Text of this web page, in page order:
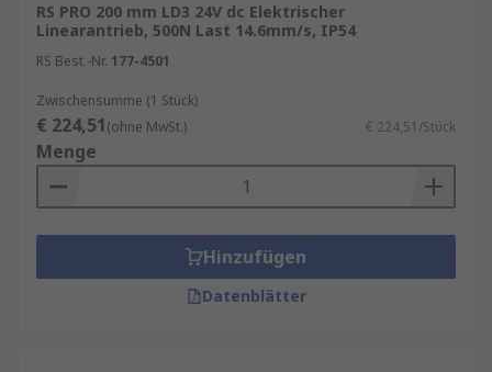
RS PRO 200 mm LD3 24V dc Elektrischer
Linearantrieb, 500N Last 14.6mm/s, IP54
RS Best.-Nr. 177-4501
Zwischensumme (1 Stück)
€ 224,51(ohne MwSt.) € 224,51/Stück
Menge
Hinzufügen
Datenblätter